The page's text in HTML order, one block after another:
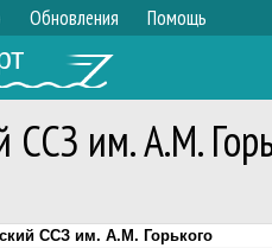
Обновления Помощь
ССЗ им. А.М.
ССЗ им. А.М. Горького